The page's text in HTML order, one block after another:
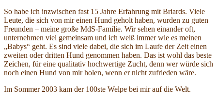
So habe ich inzwischen fast 15 Jahre Erfahrung mit Briards. Viele
Leute, die sich von mir einen Hund geholt haben, wurden zu guten
Freunden – meine große MdS-Familie. Wir sehen einander oft,
unternehmen viel gemeinsam und ich weiß immer wie es meinen
„Babys“ geht. Es sind viele dabei, die sich im Laufe der Zeit einen
zweiten oder dritten Hund genommen haben. Das ist wohl das beste
Zeichen, für eine qualitativ hochwertige Zucht, denn wer würde sich
noch einen Hund von mir holen, wenn er nicht zufrieden wäre.
Im Sommer 2003 kam der 100ste Welpe bei mir auf die Welt.